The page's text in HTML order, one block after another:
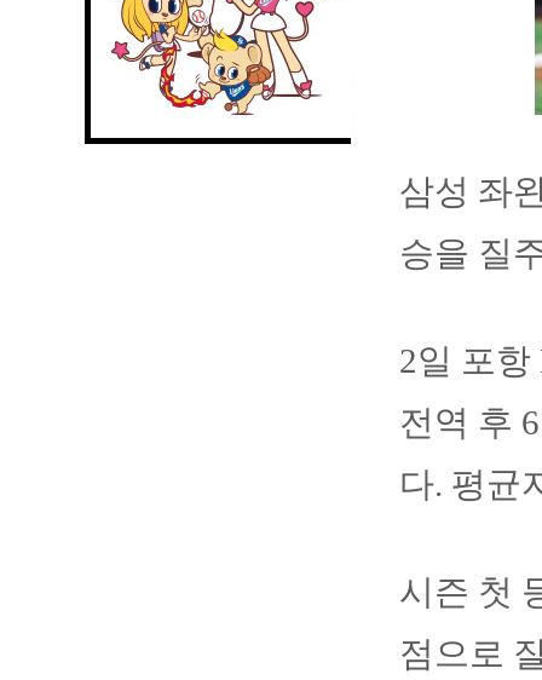
삼성 좌
승을 질
2일 포
전역 후
다. 평균
시즌 첫
점으로